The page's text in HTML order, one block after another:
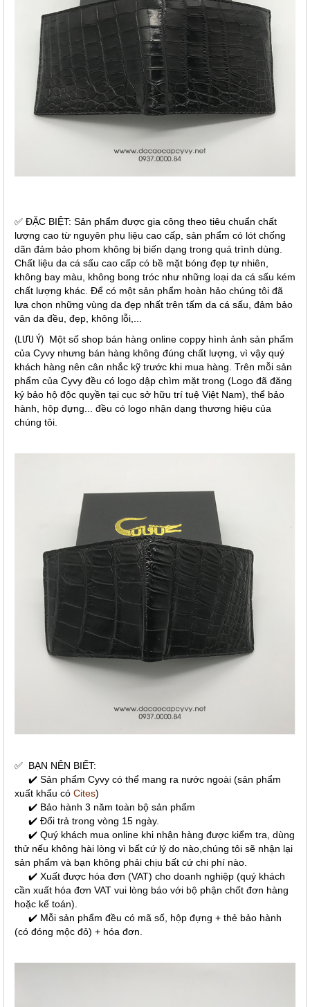
✅ ĐẶC BIỆT: Sản phẩm được gia công theo tiêu chuẩn chất
lượng cao từ nguyên phụ liệu cao cấp, sản phẩm có lót chống
dãn đảm bảo phom không bị biến dạng trong quá trình dùng.
Chất liệu da cá sấu cao cấp có bề mặt bóng đẹp tự nhiên,
không bay màu, không bong tróc như những loại da cá sấu kém
chất lượng khác. Để có một sản phẩm hoàn hảo chúng tôi đã
lựa chọn những vùng da đẹp nhất trên tấm da cá sấu, đảm bảo
vân da đều, đẹp, không lỗi,...
(LƯU Ý) Một số shop bán hàng online coppy hình ảnh sản phẩm
của Cyvy nhưng bán hàng không đúng chất lượng, vì vậy quý
khách hàng nên cân nhắc kỹ trước khi mua hàng. Trên mỗi sản
phẩm của Cyvy đều có logo dập chìm mặt trong (Logo đã đăng
ký bảo hộ độc quyền tại cục sở hữu trí tuệ Việt Nam), thể bảo
hành, hộp đựng... đều có logo nhận dạng thương hiệu của
chúng tôi.
✅ BẠN NÊN BIẾT:
✔️ Sản phẩm Cyvy có thể mang ra nước ngoài (sản phẩm
xuất khẩu có Cites)
✔️ Bảo hành 3 năm toàn bộ sản phẩm
✔️ Đổi trả trong vòng 15 ngày.
✔️ Quý khách mua online khi nhận hàng được kiểm tra, dùng
thử nếu không hài lòng vì bất cứ lý do nào,chúng tôi sẽ nhận lại
sản phẩm và bạn không phải chịu bất cứ chi phí nào.
✔️ Xuất được hóa đơn (VAT) cho doanh nghiệp (quý khách
cần xuất hóa đơn VAT vui lòng báo với bộ phận chốt đơn hàng
hoặc kế toán).
✔️ Mỗi sản phẩm đều có mã số, hộp đựng + thẻ bảo hành
(có đóng mộc đỏ) + hóa đơn.